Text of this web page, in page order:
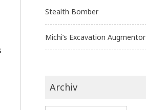
Stealth Bomber
Michi’s Excavation Augmentor
Archiv